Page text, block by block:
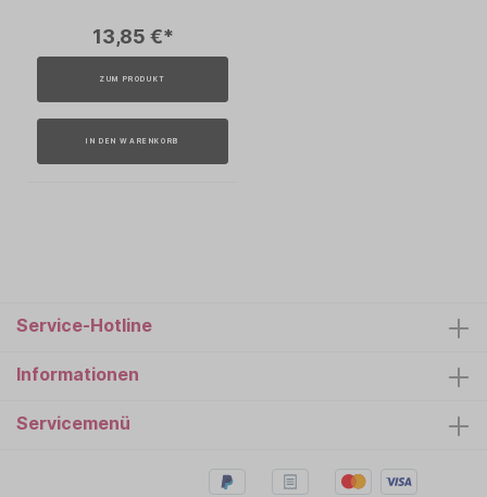
13,85 €*
ZUM PRODUKT
IN DEN WARENKORB
Service-Hotline
Informationen
Servicemenü